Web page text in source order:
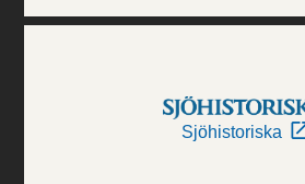
Sjöhistoriska